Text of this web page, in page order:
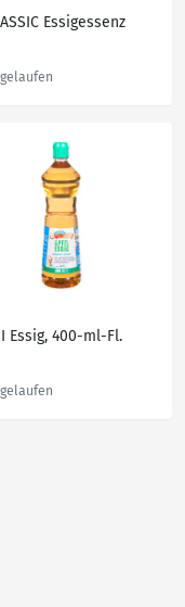
Essigessenz
Essig, 400-ml-Fl.